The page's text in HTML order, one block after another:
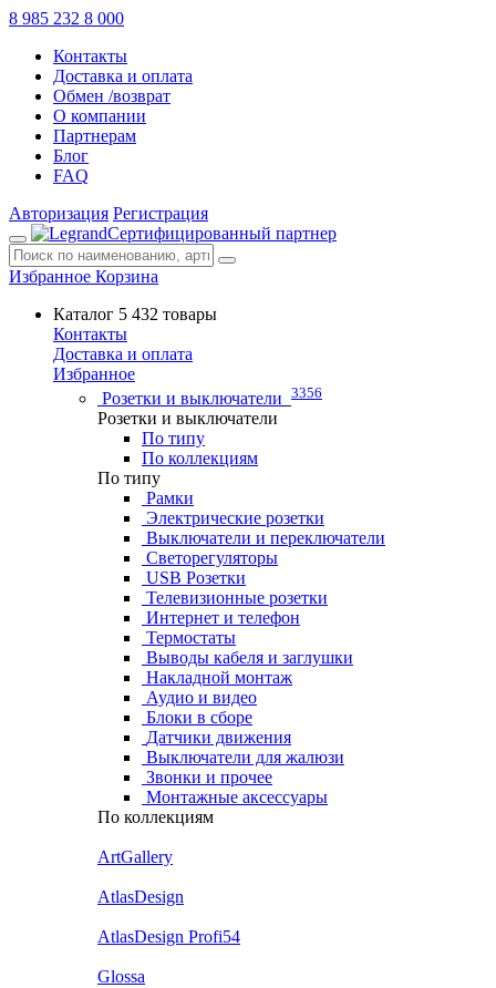
8 985 232 8 000
Контакты
Доставка и оплата
Обмен /возврат
О компании
Партнерам
Блог
FAQ
Авторизация Регистрация
Сертифицированный партнер
Избранное Корзина
Каталог 5 432 товары
Контакты
Доставка и оплата
Избранное
Розетки и выключатели 3356
Розетки и выключатели
По типу
По коллекциям
По типу
Рамки
Электрические розетки
Выключатели и переключатели
Светорегуляторы
USB Розетки
Телевизионные розетки
Интернет и телефон
Термостаты
Выводы кабеля и заглушки
Накладной монтаж
Аудио и видео
Блоки в сборе
Датчики движения
Выключатели для жалюзи
Звонки и прочее
Монтажные аксессуары
По коллекциям
ArtGallery
AtlasDesign
AtlasDesign Profi54
Glossa